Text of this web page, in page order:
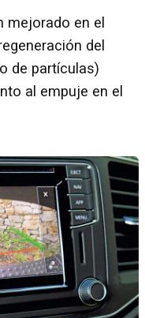
mejorado en el
del
de partículas)
al empuje en el